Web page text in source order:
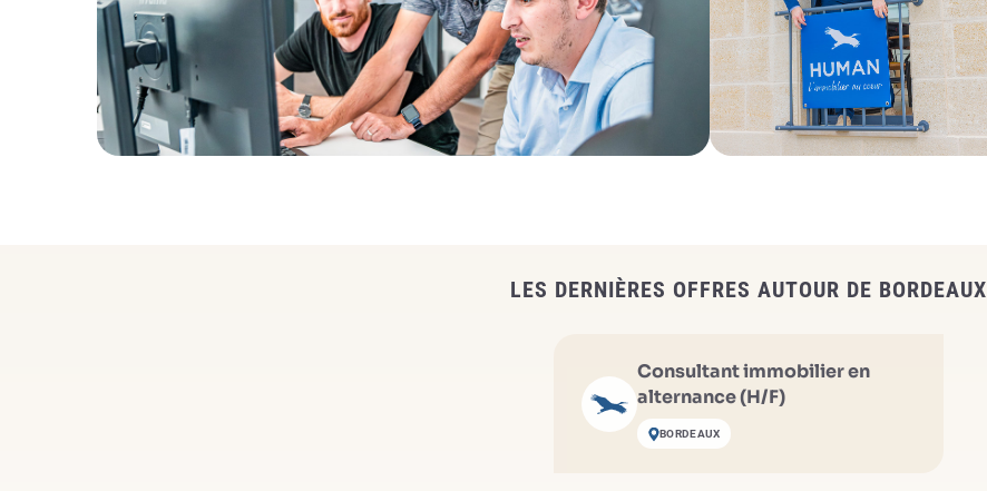
LES DERNIÈRES OFFRES AUTOUR DE BORDEAUX
Consultant immobilier en
alternance (H/F)
BORDEAUX